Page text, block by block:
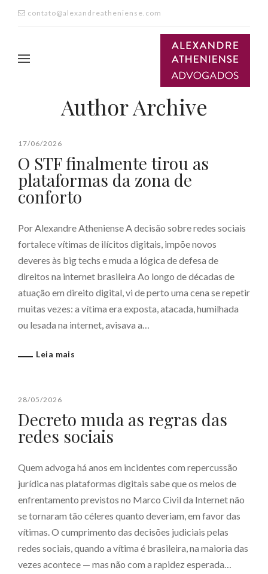
contato@alexandreatheniense.com
Author Archive
17/06/2026
O STF finalmente tirou as
plataformas da zona de
conforto
Por Alexandre Atheniense A decisão sobre redes sociais
fortalece vítimas de ilícitos digitais, impõe novos
deveres às big techs e muda a lógica de defesa de
direitos na internet brasileira Ao longo de décadas de
atuação em direito digital, vi de perto uma cena se repetir
muitas vezes: a vítima era exposta, atacada, humilhada
ou lesada na internet, avisava a…
Leia mais
28/05/2026
Decreto muda as regras das
redes sociais
Quem advoga há anos em incidentes com repercussão
jurídica nas plataformas digitais sabe que os meios de
enfrentamento previstos no Marco Civil da Internet não
se tornaram tão céleres quanto deveriam, em favor das
vítimas. O cumprimento das decisões judiciais pelas
redes sociais, quando a vítima é brasileira, na maioria das
vezes acontece — mas não com a rapidez esperada…